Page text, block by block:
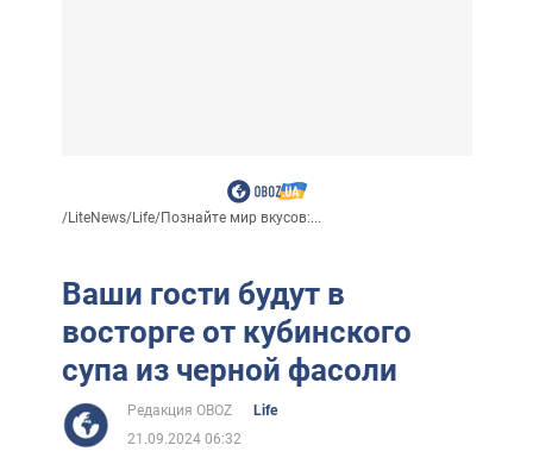
/LiteNews/Life/Познайте мир вкусов:...
Ваши гости будут в
восторге от кубинского
супа из черной фасоли
Редакция OBOZ
Life
21.09.2024 06:32